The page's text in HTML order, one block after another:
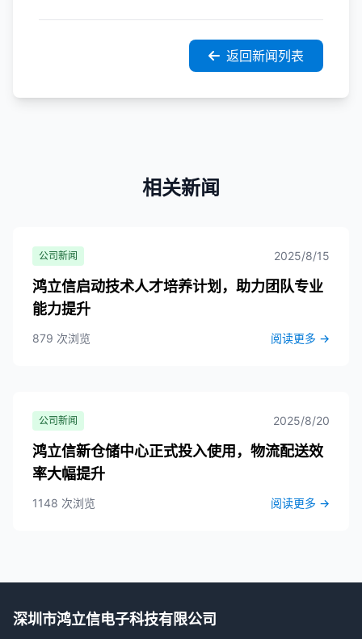
返回新闻列表
相关新闻
公司新闻 2025/8/15
鸿立信启动技术人才培养计划，助力团队专业
能力提升
879 次浏览 阅读更多 →
公司新闻 2025/8/20
鸿立信新仓储中心正式投入使用，物流配送效
率大幅提升
1148 次浏览 阅读更多 →
深圳市鸿立信电子科技有限公司